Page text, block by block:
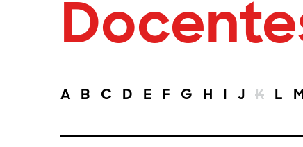
A B C D E F G H I J K L